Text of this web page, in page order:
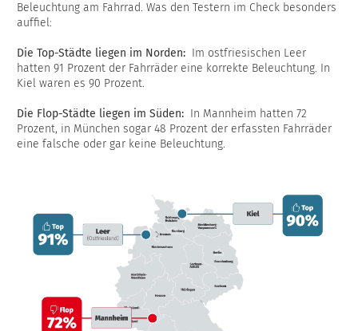
Beleuchtung am Fahrrad. Was den Testern im Check besonders
auffiel:
Die Top-Städte liegen im Norden: Im ostfriesischen Leer
hatten 91 Prozent der Fahrräder eine korrekte Beleuchtung. In
Kiel waren es 90 Prozent.
Die Flop-Städte liegen im Süden: In Mannheim hatten 72
Prozent, in München sogar 48 Prozent der erfassten Fahrräder
eine falsche oder gar keine Beleuchtung.